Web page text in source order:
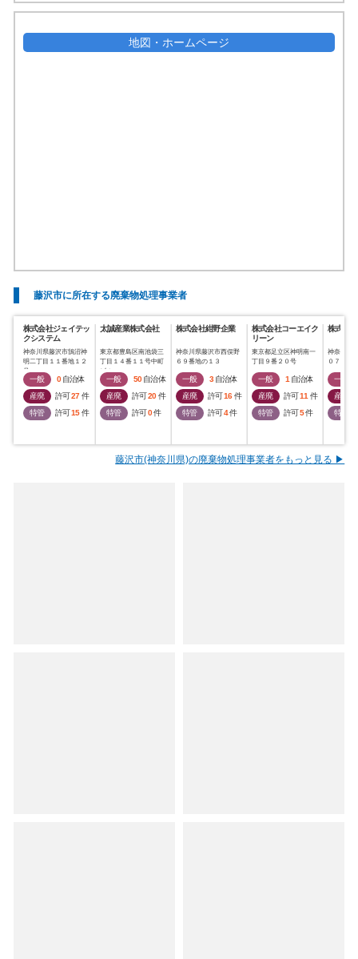
地図・ホームページ
藤沢市に所在する廃棄物処理事業者
株式会社ジェイテッ
クシステム
神奈川県藤沢市鵠沼神
明二丁目１１番地１２
号
一般 0 自治体
産廃
許可27 件
特管
許可15 件
太誠産業株式会社
東京都豊島区南池袋三
丁目１４番１１号中町
ビル
一般 50 自治体
産廃
許可20 件
特管
許可0件
株式会社紺野企業
神奈川県藤沢市西俣野
６９番地の１３
一般 3 自治体
産廃
許可16 件
特管
許可4件
株式会社コーエイク
リーン
東京都足立区神明南一
丁目９番２０号
一般 1 自治体
産廃
許可11 件
特管
許可5件
株式会
神奈川県
０７３番
一般
産廃
特管
藤沢市(神奈川県)の廃棄物処理事業者をもっと見る ▶